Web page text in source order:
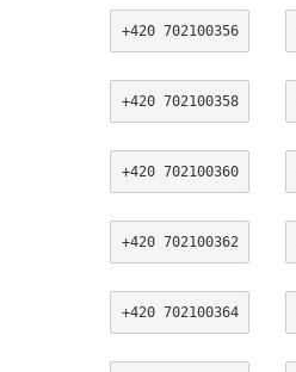
+420 702100356
+420 702100358
+420 702100360
+420 702100362
+420 702100364